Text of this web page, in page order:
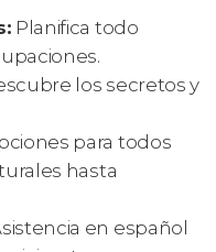
Planifica todo
los secretos y
para todos
hasta
en español